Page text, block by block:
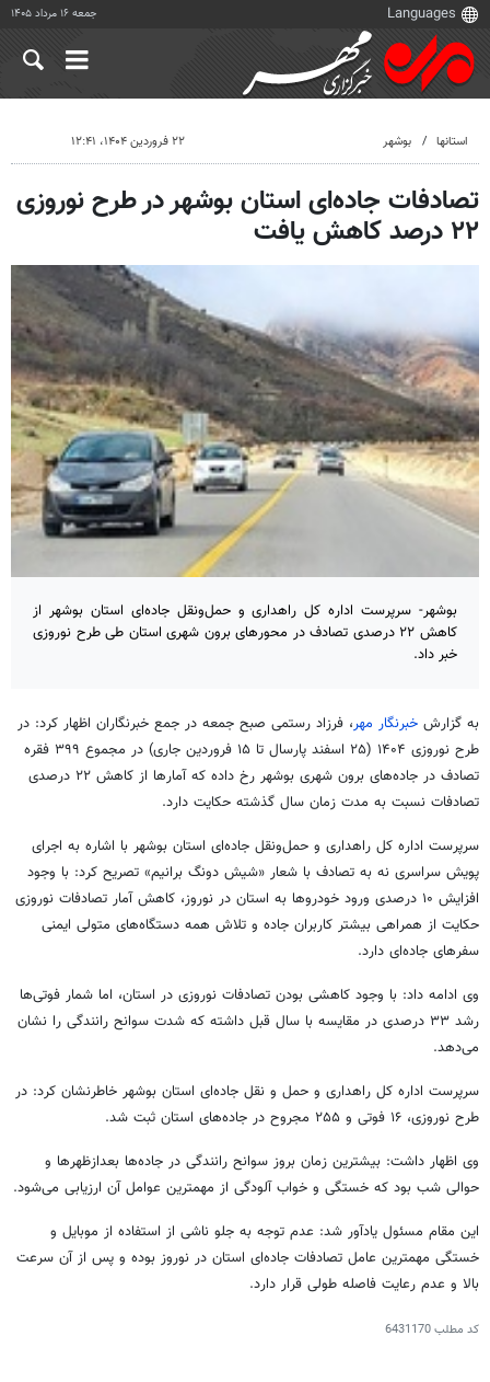
جمعه ۱۶ مرداد ۱۴۰۵
استانها بوشهر ۲۲ فروردین ۱۴۰۴، ۱۲:۴۱
تصادفات جاده‌ای استان بوشهر در طرح نوروزی
۲۲ درصد کاهش یافت
بوشهر- سرپرست اداره کل راهداری و حمل‌ونقل جاده‌ای استان بوشهر از
کاهش ۲۲ درصدی تصادف در محورهای برون شهری استان طی طرح نوروزی
خبر داد.
به گزارش خبرنگار مهر، فرزاد رستمی صبح جمعه در جمع خبرنگاران اظهار کرد: در
طرح نوروزی ۱۴۰۴ (۲۵ اسفند پارسال تا ۱۵ فروردین جاری) در مجموع ۳۹۹ فقره
تصادف در جاده‌های برون شهری بوشهر رخ داده که آمارها از کاهش ۲۲ درصدی
تصادفات نسبت به مدت زمان سال گذشته حکایت دارد.
سرپرست اداره کل راهداری و حمل‌ونقل جاده‌ای استان بوشهر با اشاره به اجرای
پویش سراسری نه به تصادف با شعار «شیش دونگ برانیم» تصریح کرد: با وجود
افزایش ۱۰ درصدی ورود خودروها به استان در نوروز، کاهش آمار تصادفات نوروزی
حکایت از همراهی بیشتر کاربران جاده و تلاش همه دستگاه‌های متولی ایمنی
سفرهای جاده‌ای دارد.
وی ادامه داد: با وجود کاهشی بودن تصادفات نوروزی در استان، اما شمار فوتی‌ها
رشد ۳۳ درصدی در مقایسه با سال قبل داشته که شدت سوانح رانندگی را نشان
می‌دهد.
سرپرست اداره کل راهداری و حمل و نقل جاده‌ای استان بوشهر خاطرنشان کرد: در
طرح نوروزی، ۱۶ فوتی و ۲۵۵ مجروح در جاده‌های استان ثبت شد.
وی اظهار داشت: بیشترین زمان بروز سوانح رانندگی در جاده‌ها بعدازظهرها و
حوالی شب بود که خستگی و خواب آلودگی از مهمترین عوامل آن ارزیابی می‌شود.
این مقام مسئول یادآور شد: عدم توجه به جلو ناشی از استفاده از موبایل و
خستگی مهمترین عامل تصادفات جاده‌ای استان در نوروز بوده و پس از آن سرعت
بالا و عدم رعایت فاصله طولی قرار دارد.
کد مطلب6431170